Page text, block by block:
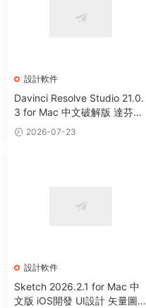
設計軟件
Davinci Resolve Studio 21.0.
3 for Mac 中文破解版 達芬奇
電影編輯調色軟件
2026-07-23
設計軟件
Sketch 2026.2.1 for Mac 中
文版 iOS開發 UI設計 矢量圖形